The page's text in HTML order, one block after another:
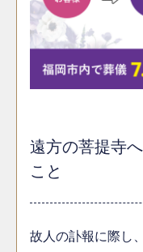
遠方の菩提寺
こと
故人の訃報に際し